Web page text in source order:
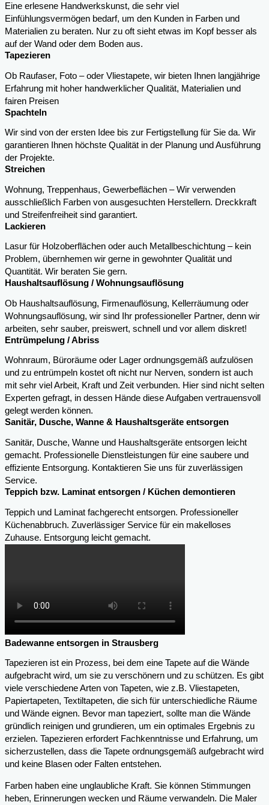
Eine erlesene Handwerkskunst, die sehr viel
Einfühlungsvermögen bedarf, um den Kunden in Farben und
Materialien zu beraten. Nur zu oft sieht etwas im Kopf besser als
auf der Wand oder dem Boden aus.
Tapezieren
Ob Raufaser, Foto – oder Vliestapete, wir bieten Ihnen langjährige
Erfahrung mit hoher handwerklicher Qualität, Materialien und
fairen Preisen
Spachteln
Wir sind von der ersten Idee bis zur Fertigstellung für Sie da. Wir
garantieren Ihnen höchste Qualität in der Planung und Ausführung
der Projekte.
Streichen
Wohnung, Treppenhaus, Gewerbeflächen – Wir verwenden
ausschließlich Farben von ausgesuchten Herstellern. Dreckkraft
und Streifenfreiheit sind garantiert.
Lackieren
Lasur für Holzoberflächen oder auch Metallbeschichtung – kein
Problem, übernhemen wir gerne in gewohnter Qualität und
Quantität. Wir beraten Sie gern.
Haushaltsauflösung / Wohnungsauflösung
Ob Haushaltsauflösung, Firmenauflösung, Kellerräumung oder
Wohnungsauflösung, wir sind Ihr professioneller Partner, denn wir
arbeiten, sehr sauber, preiswert, schnell und vor allem diskret!
Entrümpelung / Abriss
Wohnraum, Büroräume oder Lager ordnungsgemäß aufzulösen
und zu entrümpeln kostet oft nicht nur Nerven, sondern ist auch
mit sehr viel Arbeit, Kraft und Zeit verbunden. Hier sind nicht selten
Experten gefragt, in dessen Hände diese Aufgaben vertrauensvoll
gelegt werden können.
Sanitär, Dusche, Wanne & Haushaltsgeräte entsorgen
Sanitär, Dusche, Wanne und Haushaltsgeräte entsorgen leicht
gemacht. Professionelle Dienstleistungen für eine saubere und
effiziente Entsorgung. Kontaktieren Sie uns für zuverlässigen
Service.
Teppich bzw. Laminat entsorgen / Küchen demontieren
Teppich und Laminat fachgerecht entsorgen. Professioneller
Küchenabbruch. Zuverlässiger Service für ein makelloses
Zuhause. Entsorgung leicht gemacht.
Badewanne entsorgen in Strausberg
Tapezieren ist ein Prozess, bei dem eine Tapete auf die Wände
aufgebracht wird, um sie zu verschönern und zu schützen. Es gibt
viele verschiedene Arten von Tapeten, wie z.B. Vliestapeten,
Papiertapeten, Textiltapeten, die sich für unterschiedliche Räume
und Wände eignen. Bevor man tapeziert, sollte man die Wände
gründlich reinigen und grundieren, um ein optimales Ergebnis zu
erzielen. Tapezieren erfordert Fachkenntnisse und Erfahrung, um
sicherzustellen, dass die Tapete ordnungsgemäß aufgebracht wird
und keine Blasen oder Falten entstehen.
Farben haben eine unglaubliche Kraft. Sie können Stimmungen
heben, Erinnerungen wecken und Räume verwandeln. Die Maler